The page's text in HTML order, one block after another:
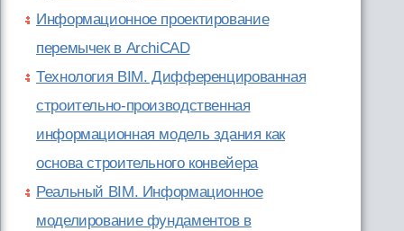
Информационное проектирование
перемычек в ArchiCAD
Технология BIM. Дифференцированная
строительно-производственная
информационная модель здания как
основа строительного конвейера
Реальный BIM. Информационное
моделирование фундаментов в